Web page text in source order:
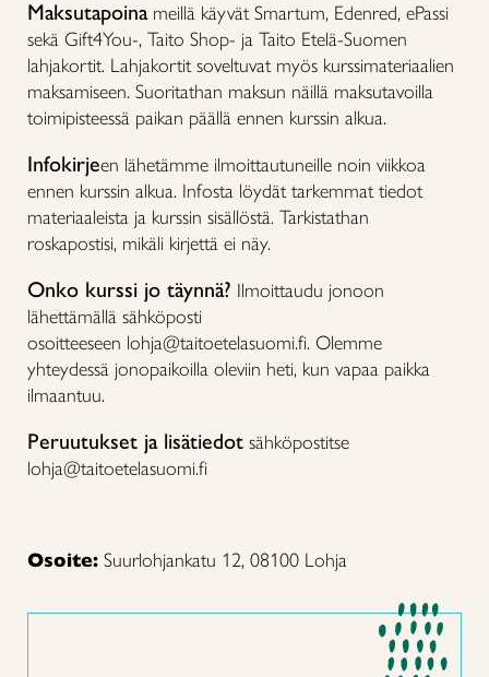
Maksutapoinameillä käyvät Smartum, Edenred, ePassi
sekä Gift4You-, Taito Shop- ja Taito Etelä-Suomen
lahjakortit. Lahjakortit soveltuvat myös kurssimateriaalien
maksamiseen. Suoritathan maksun näillä maksutavoilla
toimipisteessä paikan päällä ennen kurssin alkua.
Infokirjeen lähetämme ilmoittautuneille noin viikkoa
ennen kurssin alkua. Infosta löydät tarkemmat tiedot
materiaaleista ja kurssin sisällöstä. Tarkistathan
roskapostisi, mikäli kirjettä ei näy.
Onko kurssi jo täynnä? Ilmoittaudu jonoon
lähettämällä sähköposti
osoitteeseen lohja@taitoetelasuomi.fi. Olemme
yhteydessä jonopaikoilla oleviin heti, kun vapaa paikka
ilmaantuu.
Peruutukset ja lisätiedot sähköpostitse
lohja@taitoetelasuomi.fi
Osoite: Suurlohjankatu 12, 08100 Lohja